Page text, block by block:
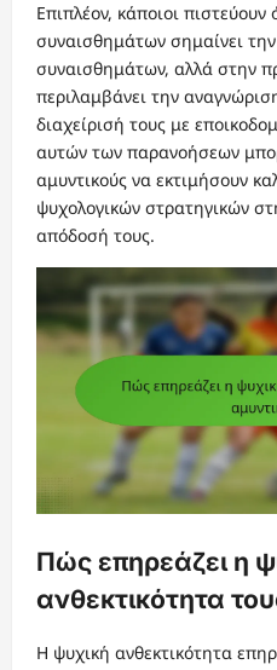
Επιπλέον, κάποιοι
συναισθημάτων σημαίνει
συναισθημάτων, αλλά στην
περιλαμβάνει την
διαχείρισή τους με
αυτών των παρανοήσεων
αμυντικούς να εκτιμήσουν
ψυχολογικών στρατηγικών
απόδοσή τους.
Πώς επηρεάζει η
ανθεκτικότητα
Η ψυχική ανθεκτικότητα